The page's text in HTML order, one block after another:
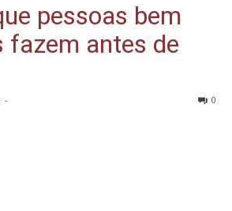
pessoas bem
fazem antes de
- 0